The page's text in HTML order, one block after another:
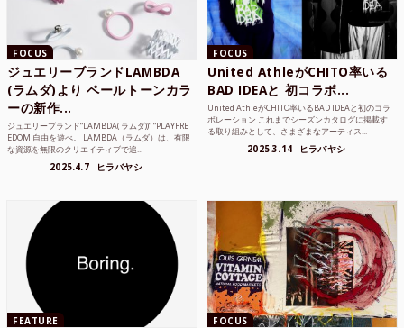
FOCUS
ジュエリーブランドLAMBDA
(ラムダ)より ペールトーンカラ
ーの新作...
ジュエリーブランド“LAMBDA( ラムダ))” “PLAYFRE
EDOM 自由を遊べ。 LAMBDA（ラムダ）は、有限
な資源を無限のクリエイティブで追...
2025.4.7 ヒラバヤシ
FOCUS
United AthleがCHITO率いる
BAD IDEAと 初コラボ...
United AthleがCHITO率いるBAD IDEAと初のコラ
ボレーション これまでシーズンカタログに掲載す
る取り組みとして、さまざまなアーティス...
2025.3.14 ヒラバヤシ
FEATURE FOCUS